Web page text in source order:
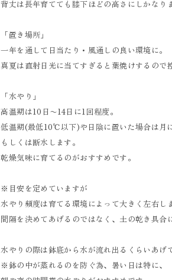
背丈は長年育てても膝下ほどの高さにしかなり
「置き場所」
一年を通して日当たり・風通しの良い環境に。
真夏は直射日光に当てすぎると葉焼けするので
「水やり」
高温期は10日〜14日に1回程度。
低温期(最低10℃以下)や日陰に置いた場合は月
もしくは断水します。
乾燥気味に育てるのがおすすめです。
※目安を定めていますが
水やり頻度は育てる環境によって大きく左右し
間隔を決めてあげるのではなく、土の乾き具合
水やりの際は鉢底から水が流れ出るくらいあげ
※鉢の中が蒸れるのを防ぐ為、暑い日は特に、